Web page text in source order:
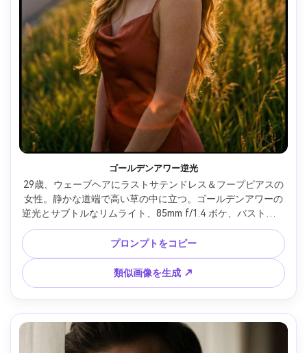
ゴールデンアワー逆光
29歳、ウェーブヘアにラストサテンドレス＆フープピアスの
女性。静かな道端で高い草の中に立つ。ゴールデンアワーの
逆光とサブトルなリムライト、85mm f/1.4 ボケ、バストアッ
プ構図、輝く戯れムード、写真のような肌感、自然な影、映
画調カラー、ハイレゾ --ar 4:5
プロンプトをコピー
類似画像を生成 ↗